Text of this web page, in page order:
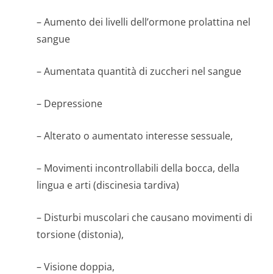
– Aumento dei livelli dell’ormone prolattina nel
sangue
– Aumentata quantità di zuccheri nel sangue
– Depressione
– Alterato o aumentato interesse sessuale,
– Movimenti incontrollabili della bocca, della
lingua e arti (discinesia tardiva)
– Disturbi muscolari che causano movimenti di
torsione (distonia),
– Visione doppia,